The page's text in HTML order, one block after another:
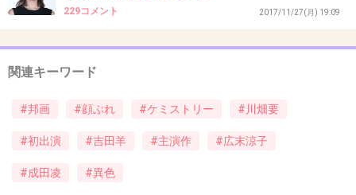
え～！川畑さんは歌手１本の方がいいなぁ
229コメント 2017/11/27(月) 19:09
関連キーワード
#邦画 #顔ぶれ #ケミストリー #川畑要
#初出演 #吉田羊 #主演作 #広末涼子
#成田凌 #異色